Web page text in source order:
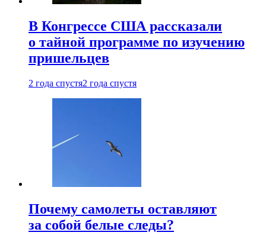
В Конгрессе США рассказали
о тайной программе по изучению
пришельцев
2 года спустя2 года спустя
Почему самолеты оставляют
за собой белые следы?